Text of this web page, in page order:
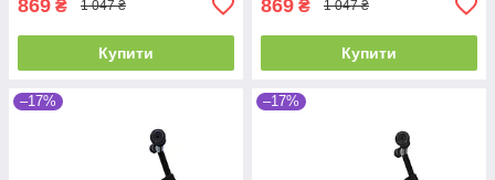
869 ₴ 1 047 ₴
Купити
869 ₴ 1 047 ₴
Купити
–17% –17%